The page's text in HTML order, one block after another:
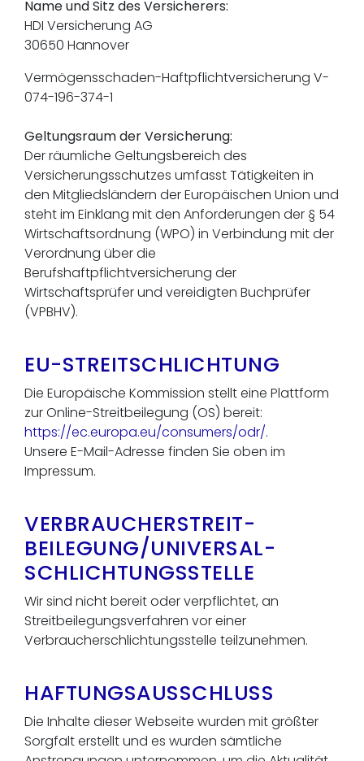
Name und Sitz des Versicherers:
HDI Versicherung AG
30650 Hannover
Vermögensschaden-Haftpflichtversicherung V-
074-196-374-1
Geltungsraum der Versicherung:
Der räumliche Geltungsbereich des
Versicherungsschutzes umfasst Tätigkeiten in
den Mitgliedsländern der Europäischen Union und
steht im Einklang mit den Anforderungen der § 54
Wirtschaftsordnung (WPO) in Verbindung mit der
Verordnung über die
Berufshaftpflichtversicherung der
Wirtschaftsprüfer und vereidigten Buchprüfer
(VPBHV).
EU-STREITSCHLICHTUNG
Die Europäische Kommission stellt eine Plattform
zur Online-Streitbeilegung (OS) bereit:
https://ec.europa.eu/consumers/odr/.
Unsere E-Mail-Adresse finden Sie oben im
Impressum.
VERBRAUCHER­STREIT­
BEILEGUNG/UNIVERSAL­
SCHLICHTUNGS­STELLE
Wir sind nicht bereit oder verpflichtet, an
Streitbeilegungsverfahren vor einer
Verbraucherschlichtungsstelle teilzunehmen.
HAFTUNGSAUSSCHLUSS
Die Inhalte dieser Webseite wurden mit größter
Sorgfalt erstellt und es wurden sämtliche